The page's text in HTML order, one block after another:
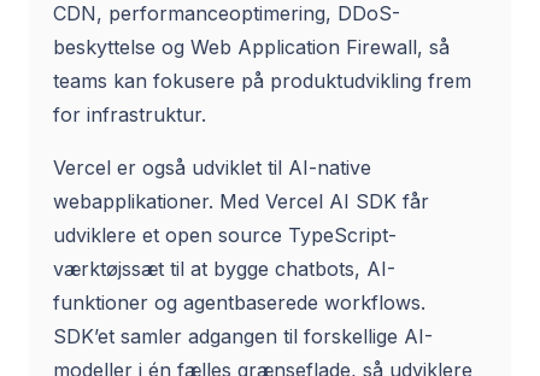
CDN, performanceoptimering, DDoS-
beskyttelse og Web Application Firewall, så
teams kan fokusere på produktudvikling frem
for infrastruktur.
Vercel er også udviklet til AI-native
webapplikationer. Med Vercel AI SDK får
udviklere et open source TypeScript-
værktøjssæt til at bygge chatbots, AI-
funktioner og agentbaserede workflows.
SDK’et samler adgangen til forskellige AI-
modeller i én fælles grænseflade, så udviklere